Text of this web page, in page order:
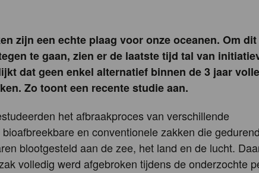
zijn een echte plaag voor onze oceanen. Om dit
te gaan, zien er de laatste tijd tal van
dat geen enkel alternatief binnen de 3 jaar
Zo toont een recente studie aan.
het afbraakproces van verschillende
en conventionele zakken die
blootgesteld aan de zee, het land en de lucht.
volledig werd afgebroken tijdens de onderzochte